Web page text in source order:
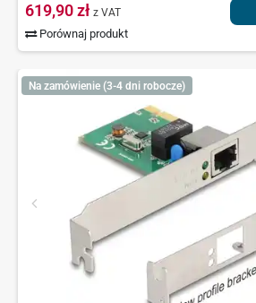
619,90 zł z VAT
Porównaj produkt
Na zamówienie (3-4 dni robocze)